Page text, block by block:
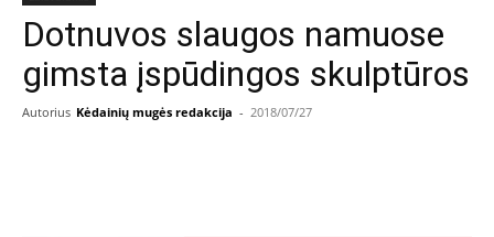
Dotnuvos slaugos namuose
gimsta įspūdingos skulptūros
Autorius Kėdainių mugės redakcija - 2018/07/27